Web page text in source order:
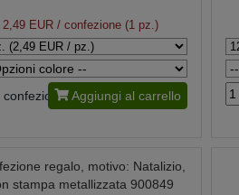
2,49 EUR / confezione (1 pz.)
confezione Aggiungi al carrello
regalo, motivo: Natalizio,
stampa metallizzata 900849